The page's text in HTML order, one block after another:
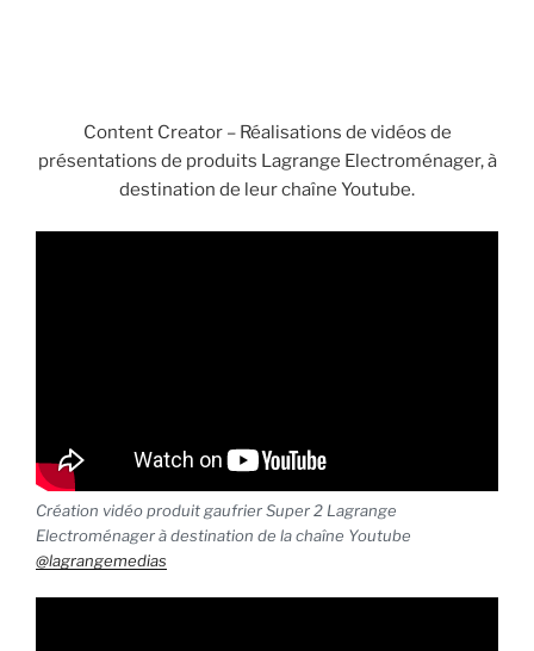
Content Creator – Réalisations de vidéos de
présentations de produits Lagrange Electroménager, à
destination de leur chaîne Youtube.
Création vidéo produit gaufrier Super 2 Lagrange
Electroménager à destination de la chaîne Youtube
@lagrangemedias